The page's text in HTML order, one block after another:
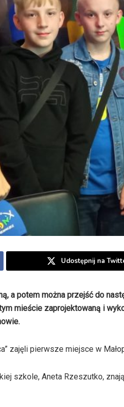
Udostępnij na
a potem można przejść do
mieście zaprojektowaną i
zajęli pierwsze miejsce w
szkole, Aneta Rzeszutko,